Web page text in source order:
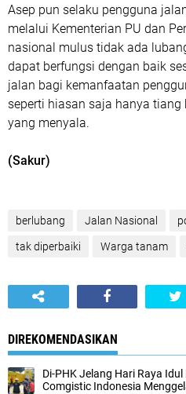
Asep pun selaku pengguna
melalui Kementerian PU dan
nasional mulus tidak ada
dapat berfungsi dengan baik
jalan bagi kemanfaatan
seperti hiasan saja hanya
yang menyala.
(Sakur)
berlubang Jalan Nasional
tak diperbaiki Warga tanam
DIREKOMENDASIKAN
‎Di-PHK Jelang Hari Raya
Comgistic Indonesia